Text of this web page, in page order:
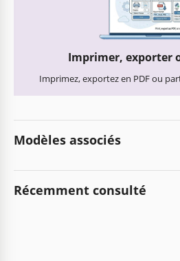
Imprimer, exporter
Imprimez, exportez en PDF ou
Modèles associés
Récemment consulté